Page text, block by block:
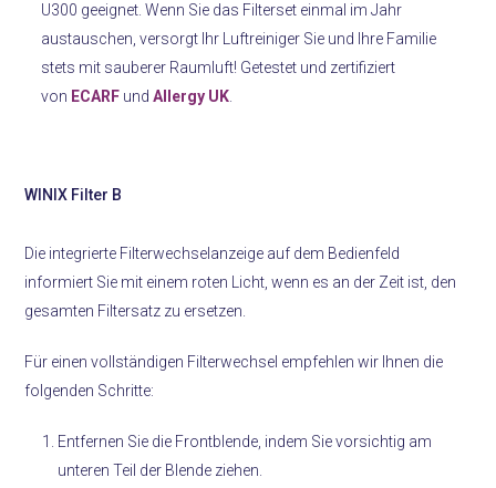
U300 geeignet. Wenn Sie das Filterset einmal im Jahr
austauschen, versorgt Ihr Luftreiniger Sie und Ihre Familie
stets mit sauberer Raumluft! Getestet und zertifiziert
von ECARF undAllergy UK
WINIX Filter B
Die integrierte Filterwechselanzeige auf dem Bedienfeld
informiert Sie mit einem roten Licht, wenn es an der Zeit ist, den
gesamten Filtersatz zu ersetzen.
Für einen vollständigen Filterwechsel empfehlen wir Ihnen die
folgenden Schritte:
Entfernen Sie die Frontblende, indem Sie vorsichtig am
unteren Teil der Blende ziehen.